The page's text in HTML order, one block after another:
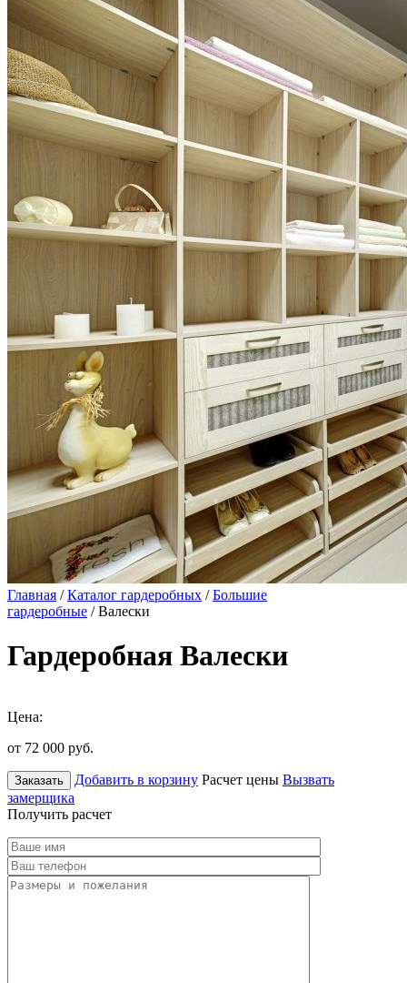
Главная /Каталог гардеробных /Большие
гардеробные / Валески
Гардеробная Валески
Цена:
от 72 000 руб.
Заказать Добавить в корзину Расчет цены Вызвать
замерщика
Получить расчет